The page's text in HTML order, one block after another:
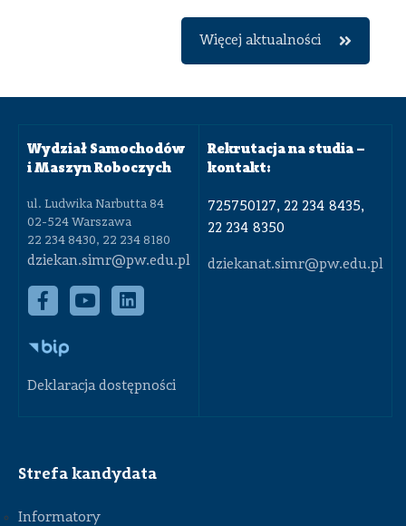
Więcej aktualności
Wydział Samochodów
i Maszyn Roboczych
ul. Ludwika Narbutta 84
02-524 Warszawa
22 234 8430, 22 234 8180
dziekan.simr@pw.edu.pl
Deklaracja dostępności
Rekrutacja na studia –
kontakt:
725750127, 22 234 8435,
22 234 8350
dziekanat.simr@pw.edu.pl
Strefa kandydata
Informatory